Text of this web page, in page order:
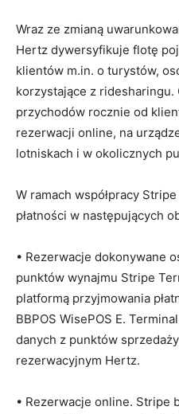
Wraz ze zmianą
Hertz dywersyfikuje flotę
klientów m.in. o turystów,
korzystające z
przychodów rocznie od
rezerwacji online, na
lotniskach i w okolicznych
W ramach współpracy
płatności w następujących
• Rezerwacje dokonywane
punktów wynajmu Stripe
platformą przyjmowania
BBPOS WisePOS E.
danych z punktów
rezerwacyjnym Hertz.
• Rezerwacje online. Stripe